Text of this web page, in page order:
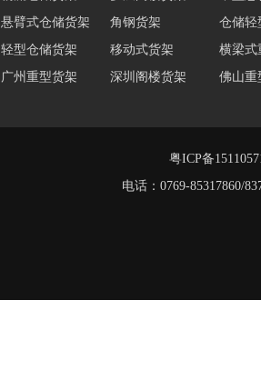
轻型仓储货架 移动式货架
横梁式
广州重型货架 深圳阁楼货架
佛山重
阁楼式仓库货架 仓储货架
重型阁
粤ICP备
电话：0769-85317860/